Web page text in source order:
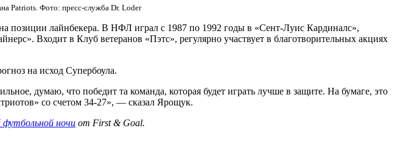
Patriots. Фото: пресс-служба Dr. Loder
лайнбекера. В НФЛ играл с 1987 по 1992 годы в «Сент-Луис Кардиналс»,
Входит в Клуб ветеранов «Пэтс», регулярно участвует в благотворительных акциях
на исход Супербоула.
думаю, что победит та команда, которая будет играть лучше в защите. На бумаге, это
со счетом 34-27», — сказал Ярощук.
футбольной ночи от First & Goal.